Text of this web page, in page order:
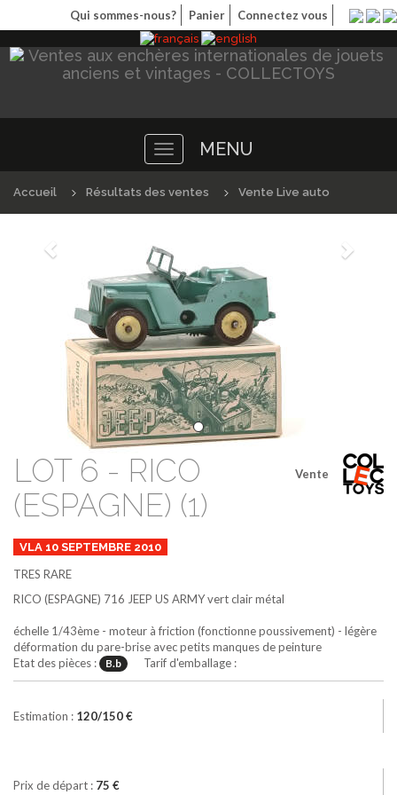
Qui sommes-nous? Panier Connectez vous
Toggle
navigation
MENU
Accueil Résultats des ventes Vente Live auto
Précédént
Vente
LOT 6 - RICO
(ESPAGNE) (1)
VLA 10 SEPTEMBRE 2010
TRES RARE
RICO (ESPAGNE) 716 JEEP US ARMYvert clair métal
échelle 1/43ème - moteur à friction (fonctionne poussivement) - légère
déformation du pare-brise avec petits manques de peinture
Etat des pièces :
B.b Tarif d'emballage :
Estimation : 120/150 €
Prix de départ : 75 €